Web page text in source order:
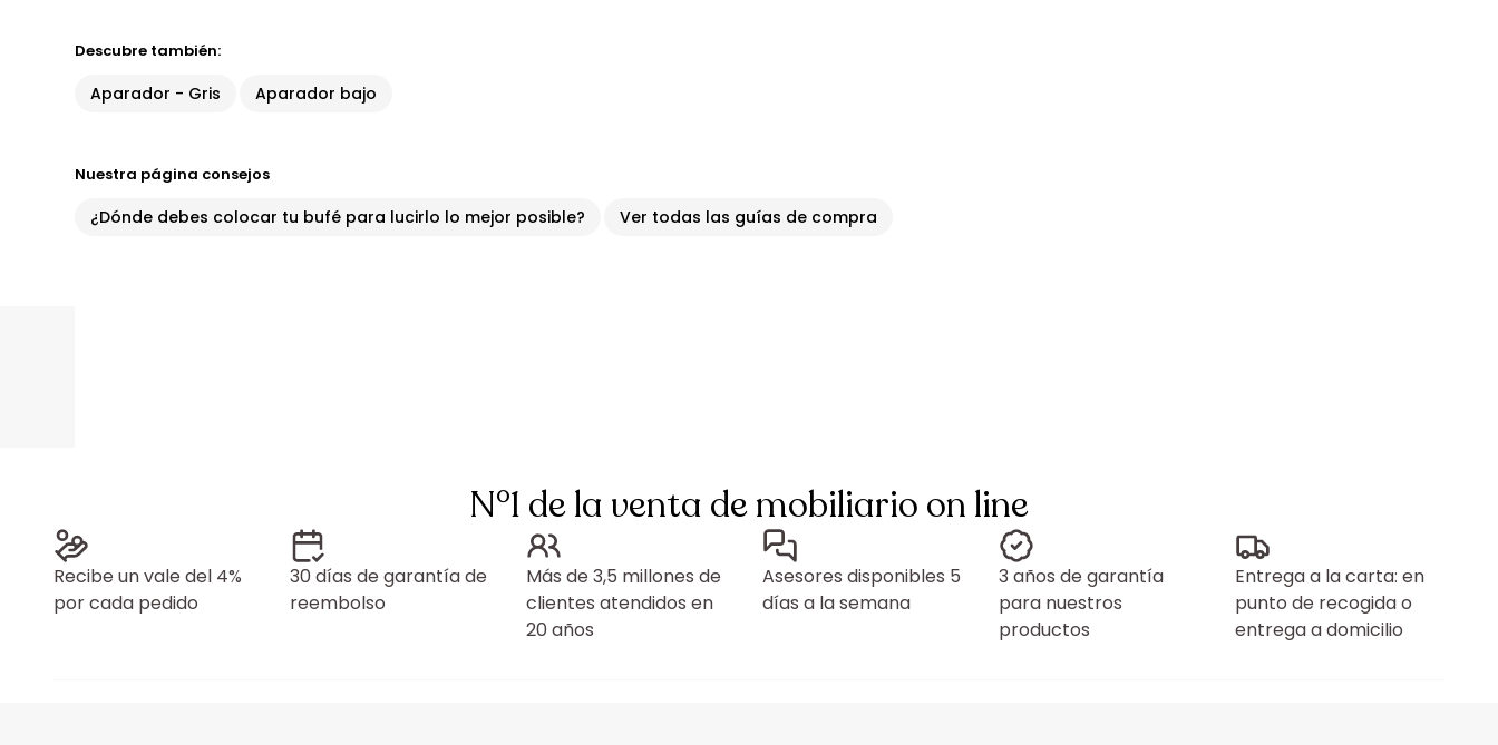
Descubre también:
Aparador - Gris Aparador bajo
Nuestra página consejos
¿Dónde debes colocar tu bufé para lucirlo lo mejor posible? Ver todas las guías de compra
N°1 de la venta de mobiliario on line
Recibe un vale del 4%
por cada pedido
30 días de garantía de
reembolso
Más de 3,5 millones de
clientes atendidos en
20 años
Asesores disponibles 5
días a la semana
3 años de garantía
para nuestros
productos
Entrega a la carta: en
punto de recogida o
entrega a domicilio